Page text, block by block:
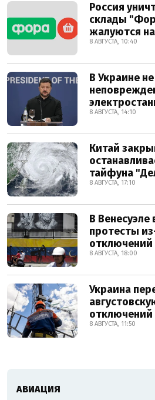
Россия
склады
жалуются
8 АВГУСТА, 10:40
В Украине
8 АВГУСТА, 14:10
Китай
тайфуна
8 АВГУСТА, 17:10
В Венесуэле
протесты
отключений
8 АВГУСТА, 18:00
Украина
8 АВГУСТА, 11:50
АВИАЦИЯ